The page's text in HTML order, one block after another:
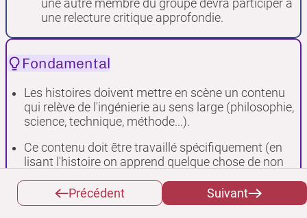
une autre membre du groupe devra participer à
une relecture critique approfondie.
Fondamental
Les histoires doivent mettre en scène un contenu
qui relève de l'ingénierie au sens large (philosophie,
science, technique, méthode...).
Ce contenu doit être travaillé spécifiquement (en
lisant l'histoire on apprend quelque chose de non
En complément de ce contenu on est libre
Précédent Suivant